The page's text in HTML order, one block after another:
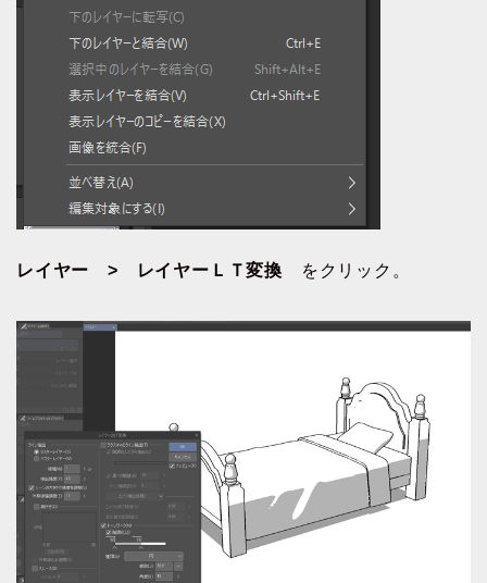
レイヤー > レイヤーＬＴ変換 をクリック。